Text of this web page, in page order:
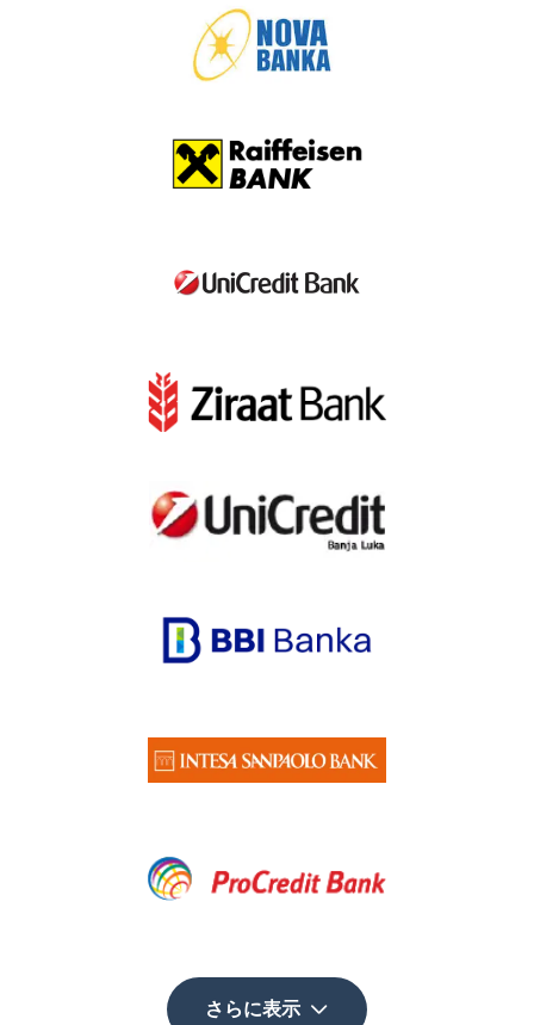
さらに表示